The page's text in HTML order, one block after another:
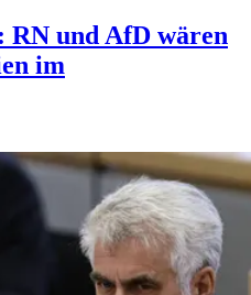
RN und AfD wären
im